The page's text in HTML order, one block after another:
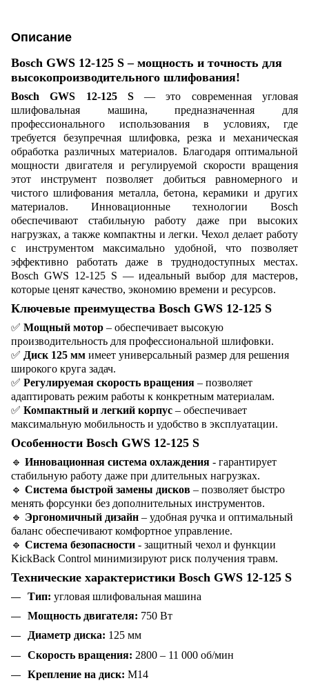
Описание
Bosch GWS 12-125 S – мощность и точность для
высокопроизводительного шлифования!
Bosch GWS 12-125 S— это современная угловая
шлифовальная машина, предназначенная для
профессионального использования в условиях, где
требуется безупречная шлифовка, резка и механическая
обработка различных материалов. Благодаря оптимальной
мощности двигателя и регулируемой скорости вращения
этот инструмент позволяет добиться равномерного и
чистого шлифования металла, бетона, керамики и других
материалов. Инновационные технологии Bosch
обеспечивают стабильную работу даже при высоких
нагрузках, а также компактны и легки. Чехол делает работу
с инструментом максимально удобной, что позволяет
эффективно работать даже в труднодоступных местах.
Bosch GWS 12-125 S — идеальный выбор для мастеров,
которые ценят качество, экономию времени и ресурсов.
Ключевые преимущества Bosch GWS 12-125 S
✅ Мощный мотор – обеспечивает высокую
производительность для профессиональной шлифовки.
✅ Диск 125 мм имеет универсальный размер для решения
широкого круга задач.
✅ Регулируемая скорость вращения – позволяет
адаптировать режим работы к конкретным материалам.
✅ Компактный и легкий корпус – обеспечивает
максимальную мобильность и удобство в эксплуатации.
Особенности Bosch GWS 12-125 S
🔹 Инновационная система охлаждения - гарантирует
стабильную работу даже при длительных нагрузках.
🔹 Система быстрой замены дисков – позволяет быстро
менять форсунки без дополнительных инструментов.
🔹 Эргономичный дизайн – удобная ручка и оптимальный
баланс обеспечивают комфортное управление.
🔹 Система безопасности - защитный чехол и функции
KickBack Control минимизируют риск получения травм.
Технические характеристики Bosch GWS 12-125 S
Тип: угловая шлифовальная машина
Мощность двигателя: 750 Вт
Диаметр диска: 125 мм
Скорость вращения: 2800 – 11 000 об/мин
Крепление на диск: M14